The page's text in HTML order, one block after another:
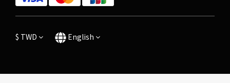
$ TWD English